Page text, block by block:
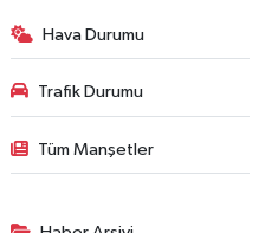
Hava Durumu
Trafik Durumu
Tüm Manşetler